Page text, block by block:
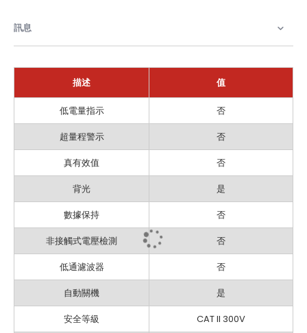
訊息
描述 值
低電量指示
否
超量程警示
否
真有效值
否
背光
是
數據保持
否
非接觸式電壓檢測
否
低通濾波器
否
自動關機
是
安全等級
CAT II 300V